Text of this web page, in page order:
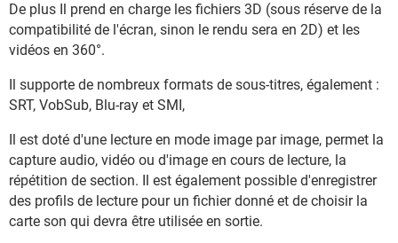
De plus Il prend en charge les fichiers 3D (sous réserve de la
compatibilité de l'écran, sinon le rendu sera en 2D) et les
vidéos en 360°.
Il supporte de nombreux formats de sous-titres, également :
SRT, VobSub, Blu-ray et SMI,
Il est doté d'une lecture en mode image par image, permet la
capture audio, vidéo ou d'image en cours de lecture, la
répétition de section. Il est également possible d'enregistrer
des profils de lecture pour un fichier donné et de choisir la
carte son qui devra être utilisée en sortie.